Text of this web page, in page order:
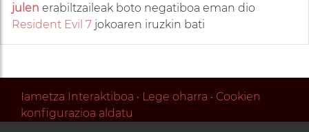
julen erabiltzaileak boto negatiboa eman dio
Resident Evil 7 jokoaren iruzkin bati
Iametza Interaktiboa · Lege oharra · Cookien
konfigurazioa aldatu